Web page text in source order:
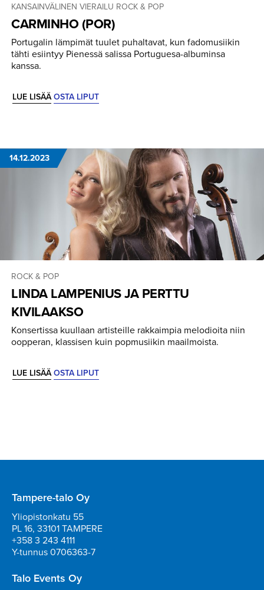
KANSAINVÄLINEN VIERAILU ROCK & POP
CARMINHO (POR)
Portugalin lämpimät tuulet puhaltavat, kun fadomusiikin
tähti esiintyy Pienessä salissa Portuguesa-albuminsa
kanssa.
LUE LISÄÄ OSTA LIPUT
14.12.2023
ROCK & POP
LINDA LAMPENIUS JA PERTTU
KIVILAAKSO
Konsertissa kuullaan artisteille rakkaimpia melodioita niin
oopperan, klassisen kuin popmusiikin maailmoista.
LUE LISÄÄ OSTA LIPUT
Tampere-talo Oy
Yliopistonkatu 55
PL 16, 33101 TAMPERE
+358 3 243 4111
Y-tunnus 0706363-7
Talo Events Oy